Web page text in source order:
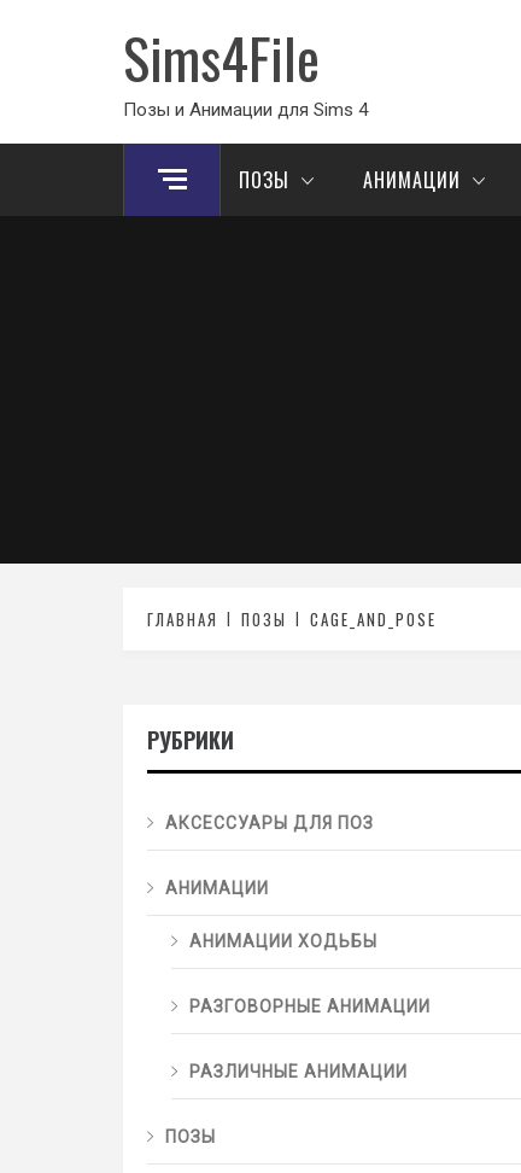
Sims4File
Позы и Анимации для Sims 4
ПОЗЫ АНИМАЦИИ
ГЛАВНАЯ ПОЗЫ CAGE_AND_POSE
РУБРИКИ
АКСЕССУАРЫ ДЛЯ ПОЗ
АНИМАЦИИ
АНИМАЦИИ ХОДЬБЫ
РАЗГОВОРНЫЕ АНИМАЦИИ
РАЗЛИЧНЫЕ АНИМАЦИИ
ПОЗЫ